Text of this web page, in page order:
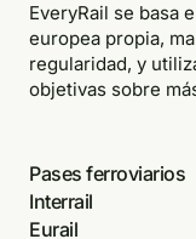
EveryRail se basa
europea propia,
regularidad, y
objetivas sobre
Pases ferroviarios
Interrail
Eurail